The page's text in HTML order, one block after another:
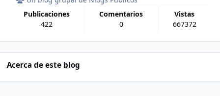
publicaciones
422
comentarios
0
vistas
667372
Acerca de este blog